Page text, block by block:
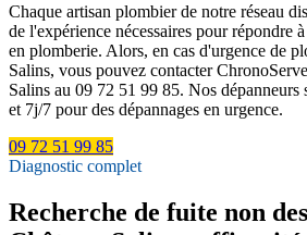
Chaque artisan plombier de notre réseau
de l'expérience nécessaires pour répondre
en plomberie. Alors, en cas d'urgence de
Salins, vous pouvez contacter
Salins au 09 72 51 99 85. Nos
et 7j/7 pour des dépannages en urgence.
09 72 51 99 85
Diagnostic complet
Recherche de fuite non